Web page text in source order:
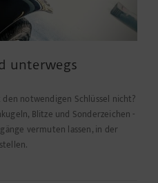
unterwegs
notwendigen Schlüssel nicht?
Blitze und Sonderzeichen -
vermuten lassen, in der